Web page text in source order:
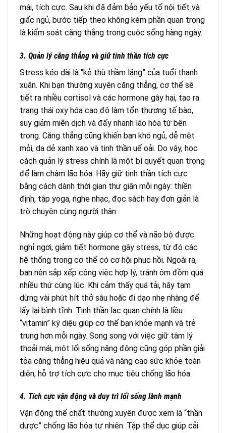
mái, tích cực. Sau khi đã đảm bảo yếu tố nội tiết và
giấc ngủ, bước tiếp theo không kém phần quan trọng
là kiểm soát căng thẳng trong cuộc sống hàng ngày.
3. Quản lý căng thẳng và giữ tinh thần tích cực
Stress kéo dài là “kẻ thù thầm lặng” của tuổi thanh
xuân. Khi bạn thường xuyên căng thẳng, cơ thể sẽ
tiết ra nhiều cortisol và các hormone gây hại, tạo ra
trạng thái oxy hóa cao độ làm tổn thương tế bào,
suy giảm miễn dịch và đẩy nhanh lão hóa từ bên
trong. Căng thẳng cũng khiến bạn khó ngủ, dễ mệt
mỏi, da dẻ xanh xao và tinh thần uể oải. Do vậy, học
cách quản lý stress chính là một bí quyết quan trọng
để làm chậm lão hóa. Hãy giữ tinh thần tích cực
bằng cách dành thời gian thư giãn mỗi ngày: thiền
định, tập yoga, nghe nhạc, đọc sách hay đơn giản là
trò chuyện cùng người thân.
Những hoạt động này giúp cơ thể và não bộ được
nghỉ ngơi, giảm tiết hormone gây stress, từ đó các
hệ thống trong cơ thể có cơ hội phục hồi. Ngoài ra,
bạn nên sắp xếp công việc hợp lý, tránh ôm đồm quá
nhiều thứ cùng lúc. Khi cảm thấy quá tải, hãy tạm
dừng vài phút hít thở sâu hoặc đi dạo nhẹ nhàng để
lấy lại bình tĩnh. Tinh thần lạc quan chính là liều
“vitamin” kỳ diệu giúp cơ thể bạn khỏe mạnh và trẻ
trung hơn mỗi ngày. Song song với việc giữ tâm lý
thoải mái, một lối sống năng động cũng góp phần giải
tỏa căng thẳng hiệu quả và nâng cao sức khỏe toàn
diện, hỗ trợ tích cực cho mục tiêu chống lão hóa.
4. Tích cực vận động và duy trì lối sống lành mạnh
Vận động thể chất thường xuyên được xem là “thần
dược” chống lão hóa tự nhiên. Tập thể dục giúp cải